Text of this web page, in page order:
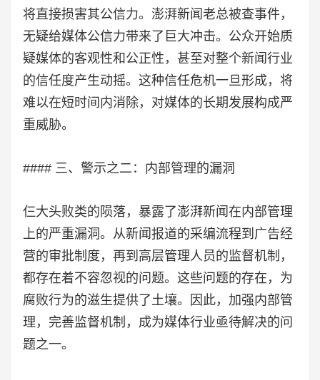
将直接损害其公信力。澎湃新闻老总被查事件，
无疑给媒体公信力带来了巨大冲击。公众开始质
疑媒体的客观性和公正性，甚至对整个新闻行业
的信任度产生动摇。这种信任危机一旦形成，将
难以在短时间内消除，对媒体的长期发展构成严
重威胁。
#### 三、警示之二：内部管理的漏洞
仨大头败类的陨落，暴露了澎湃新闻在内部管理
上的严重漏洞。从新闻报道的采编流程到广告经
营的审批制度，再到高层管理人员的监督机制，
都存在着不容忽视的问题。这些问题的存在，为
腐败行为的滋生提供了土壤。因此，加强内部管
理，完善监督机制，成为媒体行业亟待解决的问
题之一。